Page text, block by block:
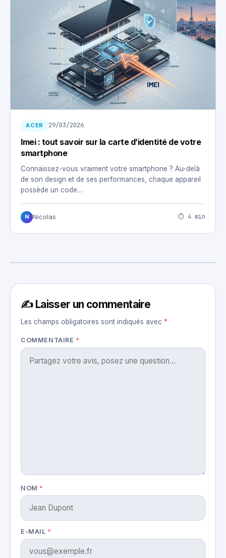
ACER 29/03/2026
Imei : tout savoir sur la carte d’identité de votre
smartphone
Connaissez-vous vraiment votre smartphone ? Au-delà
de son design et de ses performances, chaque appareil
possède un code…
N Nicolas ⏱ 4 min
✍️ Laisser un commentaire
Les champs obligatoires sont indiqués avec *
COMMENTAIRE *
NOM *
E-MAIL *